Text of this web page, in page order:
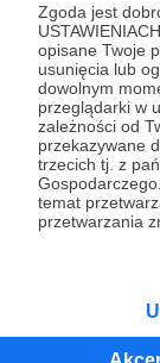
Zgoda jest
opisane Twoje
usunięcia lub
dowolnym
przeglądarki w
zależności od
przekazywane
trzecich tj. z
temat
przetwarzania
Kategorie
O Patronite
Pomoc
Regulamin